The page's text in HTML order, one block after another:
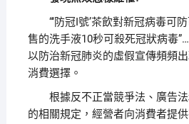
“‘防冠I號’茶飲對新冠病毒可防
售的洗手液10秒可殺死冠狀病毒
以防治新冠肺炎的虛假宣傳頻頻
消費選擇。
根據反不正當競爭法、廣告法
的相關規定，經營者向消費者提